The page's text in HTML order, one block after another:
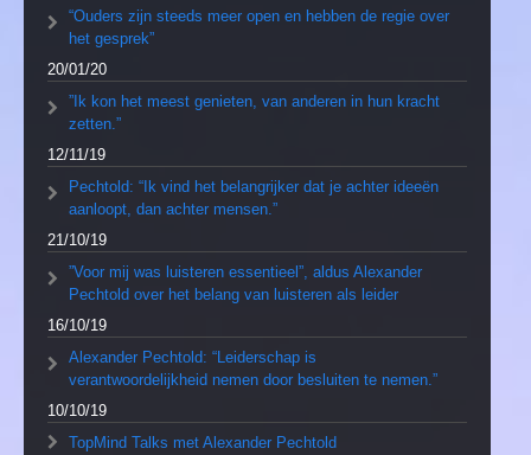
“Ouders zijn steeds meer open en hebben de regie over
het gesprek”
20/01/20
”Ik kon het meest genieten, van anderen in hun kracht
zetten.”
12/11/19
Pechtold: “Ik vind het belangrijker dat je achter ideeën
aanloopt, dan achter mensen.”
21/10/19
”Voor mij was luisteren essentieel”, aldus Alexander
Pechtold over het belang van luisteren als leider
16/10/19
Alexander Pechtold: “Leiderschap is
verantwoordelijkheid nemen door besluiten te nemen.”
10/10/19
TopMind Talks met Alexander Pechtold